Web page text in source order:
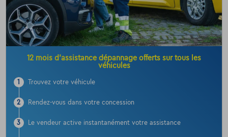
12 mois d’assistance dépannage offerts sur tous les
véhicules
1 Trouvez votre véhicule
2 Rendez-vous dans votre concession
3 Le vendeur active instantanément votre assistance